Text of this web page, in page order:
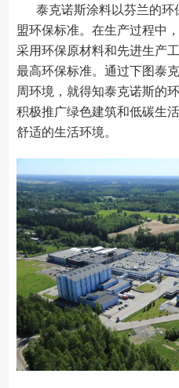
泰克诺斯涂料以芬兰的
盟环保标准。在生产过程中
采用环保原材料和先进生产
最高环保标准。通过下图泰
周环境，就得知泰克诺斯的
积极推广绿色建筑和低碳生
舒适的生活环境。